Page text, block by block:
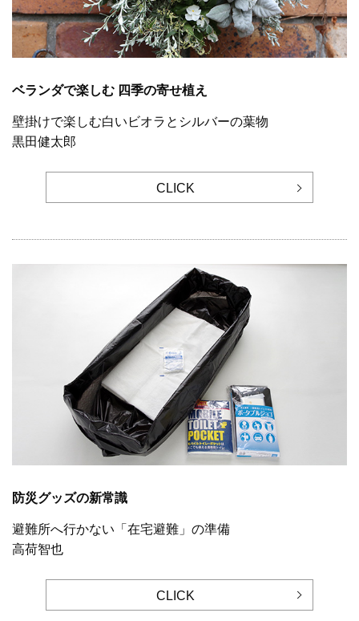
ベランダで楽しむ 四季の寄せ植え
壁掛けで楽しむ白いビオラとシルバーの葉物
黒田健太郎
CLICK
防災グッズの新常識
避難所へ行かない「在宅避難」の準備
高荷智也
CLICK